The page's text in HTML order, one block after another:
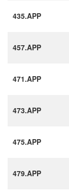
435.APP
457.APP
471.APP
473.APP
475.APP
479.APP